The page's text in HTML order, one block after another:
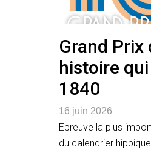
Grand Prix
histoire
1840
16 juin 2026
Epreuve la plus
du calendrier